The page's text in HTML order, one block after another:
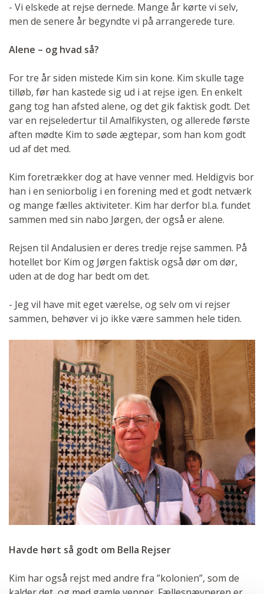
- Vi elskede at rejse dernede. Mange år kørte vi selv,
men de senere år begyndte vi på arrangerede ture.
Alene – og hvad så?
For tre år siden mistede Kim sin kone. Kim skulle tage
tilløb, før han kastede sig ud i at rejse igen. En enkelt
gang tog han afsted alene, og det gik faktisk godt. Det
var en rejseledertur til Amalfikysten, og allerede første
aften mødte Kim to søde ægtepar, som han kom godt
ud af det med.
Kim foretrækker dog at have venner med. Heldigvis bor
han i en seniorbolig i en forening med et godt netværk
og mange fælles aktiviteter. Kim har derfor bl.a. fundet
sammen med sin nabo Jørgen, der også er alene.
Rejsen til Andalusien er deres tredje rejse sammen. På
hotellet bor Kim og Jørgen faktisk også dør om dør,
uden at de dog har bedt om det.
- Jeg vil have mit eget værelse, og selv om vi rejser
sammen, behøver vi jo ikke være sammen hele tiden.
Havde hørt så godt om Bella Rejser
Kim har også rejst med andre fra ”kolonien”, som de